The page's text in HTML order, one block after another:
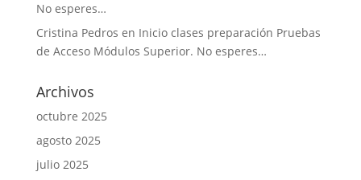
No esperes…
Cristina Pedros en Inicio clases preparación Pruebas
de Acceso Módulos Superior. No esperes…
Archivos
octubre 2025
agosto 2025
julio 2025